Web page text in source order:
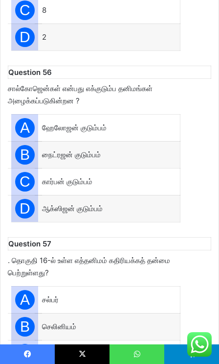
C 8
D 2
Question 56
சால்கோஜென்கள் என்பது எக்குடும்ப தனிமங்கள்
அழைக்கப்படுகின்றன ?
A ஹேலோஜன் குடும்பம்
B நைட்ரஜன் குடும்பம்
C கார்பன் குடும்பம்
D ஆக்ஸிஜன் குடும்பம்
Question 57
. தொகுதி 16-ல் உள்ள எத்தனிமம் கதிரியக்கத் தன்மை
பெற்றுள்ளது?
A சல்பர்
B செலினியம்
C பொலோனியம்